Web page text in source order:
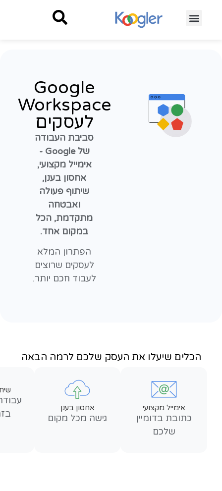
Google
Workspace
לעסקים
סביבת העבודה
של Google -
אימייל מקצועי,
אחסון בענן,
שיתוף פעולה
ואבטחה
מתקדמת, הכל
במקום אחד.
הפתרון המלא
לעסקים שרוצים
לעבוד חכם יותר.
הכלים שיעלו את העסק שלכם לרמה הבאה
אימייל מקצועי
כתובת בדומיין
שלכם
אחסון בענן
גישה מכל מקום